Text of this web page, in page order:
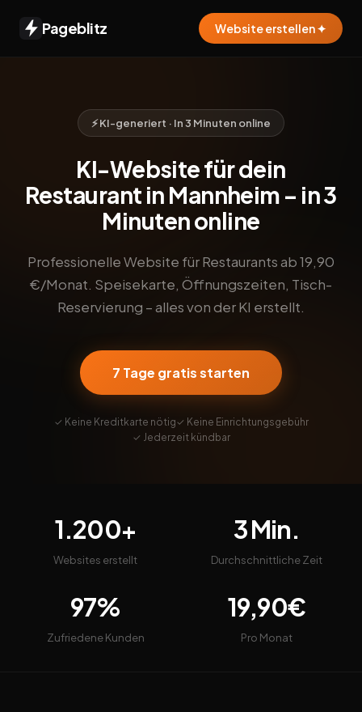
Pageblitz Website erstellen ✦
⚡ KI-generiert · In 3 Minuten online
KI-Website für dein
Restaurant in Mannheim – in 3
Minuten online
Professionelle Website für Restaurants ab 19,90
€/Monat. Speisekarte, Öffnungszeiten, Tisch-
Reservierung – alles von der KI erstellt.
7 Tage gratis starten
✓ Keine Kreditkarte nötig✓ Keine Einrichtungsgebühr
✓ Jederzeit kündbar
1.200+
Websites erstellt
3 Min.
Durchschnittliche Zeit
97%
Zufriedene Kunden
19,90€
Pro Monat